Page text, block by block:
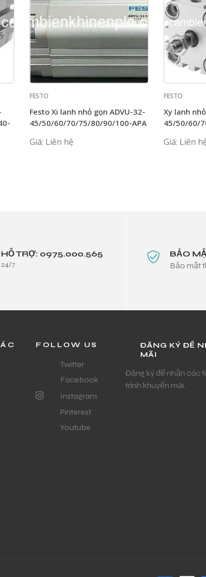
FESTO
Festo Xi lanh nhỏ gọn ADVU-32-
45/50/60/70/75/80/90/100-APA
Giá: Liên hệ
FESTO
Xy lanh nhỏ gọn Festo
45/50/60/
Giá: Liên
HỖ TRỢ: 0975.000.565
24/7
BẢO
Bảo mật
FOLLOW US
Twitter
Facebook
Instagram
Pinterest
Youtube
ĐĂNG KÝ ĐỂ
MÃI
Đăng ký để nhận các
trình khuyến mại.